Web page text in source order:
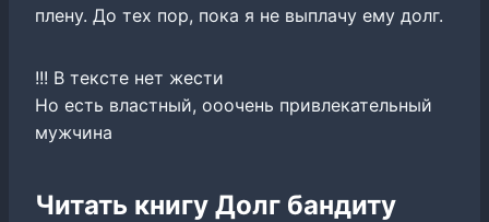
плену. До тех пор, пока я не выплачу ему долг.
!!! В тексте нет жести
Но есть властный, ооочень привлекательный
мужчина
Читать книгу Долг бандиту